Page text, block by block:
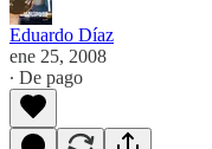
Eduardo Díaz
ene 25, 2008
∙ De pago